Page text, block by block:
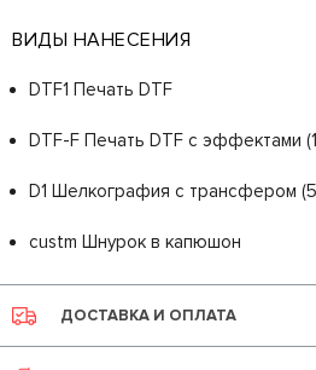
ВИДЫ НАНЕСЕНИЯ
DTF1 Печать DTF
DTF-F Печать DTF с эффектами
D1 Шелкография с трансфером
custm Шнурок в капюшон
ДОСТАВКА И ОПЛАТА